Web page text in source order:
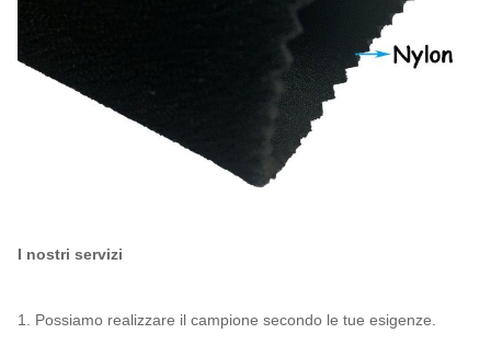
I nostri servizi
1. Possiamo realizzare il campione secondo le tue esigenze.